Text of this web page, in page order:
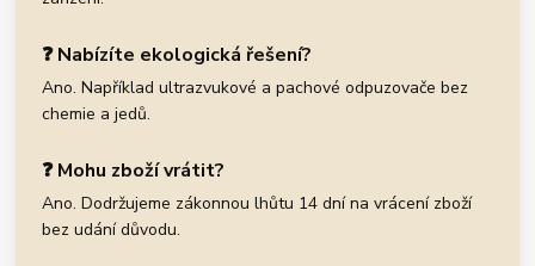
❓ Nabízíte ekologická řešení?
Ano. Například ultrazvukové a pachové odpuzovače bez
chemie a jedů.
❓ Mohu zboží vrátit?
Ano. Dodržujeme zákonnou lhůtu 14 dní na vrácení zboží
bez udání důvodu.